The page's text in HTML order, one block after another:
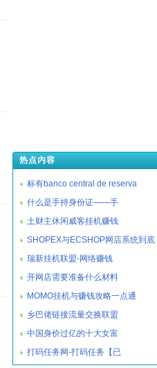
热点内容
标有banco central de reserva
什么是手持身份证——手
土财主休闲威客挂机赚钱
SHOPEX与ECSHOP网店系统到底
瑞新挂机联盟-网络赚钱
开网店需要准备什么材料
MOMO挂机与赚钱攻略一点通
乡巴佬链接流量交换联盟
中国身价过亿的十大女富
打码任务网-打码任务【已